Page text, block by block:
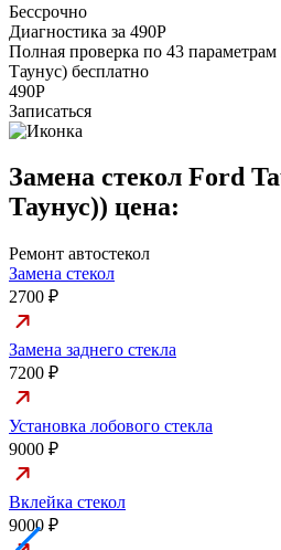
Бессрочно
Диагностика за 490Р
Полная проверка по 43
Таунус) бесплатно
490Р
Записаться
Замена стекол Ford
Таунус)) цена:
Ремонт автостекол
Замена стекол
2700 ₽
Замена заднего стекла
7200 ₽
Установка лобового стекла
9000 ₽
Вклейка стекол
9000 ₽